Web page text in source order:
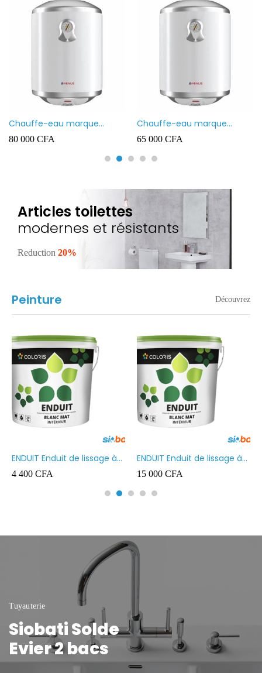
Chauffe-eau marque
VENUS 80L
80 000 CFA
Chauffe-eau marque
VENUS 50L
65 000 CFA
Articles toilettes
modernes et résistants
Reduction 20%
Peinture Découvrez
ENDUIT Enduit de lissage à
base d’émulsion en phase
aqueuse 5kg
4 400 CFA
ENDUIT Enduit de lissage à
base d’émulsion en phase
aqueuse 20kg
15 000 CFA
Tuyauterie
Siobati Solde
Evier 2 bacs